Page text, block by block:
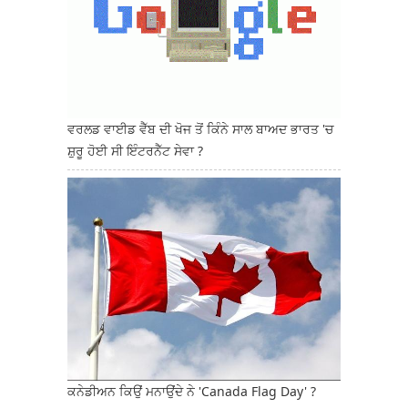
ਵਰਲਡ ਵਾਈਡ ਵੈੱਬ ਦੀ ਖੋਜ ਤੋਂ ਕਿੰਨੇ ਸਾਲ ਬਾਅਦ ਭਾਰਤ 'ਚ
ਸ਼ੁਰੂ ਹੋਈ ਸੀ ਇੰਟਰਨੈੱਟ ਸੇਵਾ ?
ਕਨੇਡੀਅਨ ਕਿਉਂ ਮਨਾਉਂਦੇ ਨੇ 'Canada Flag Day' ?